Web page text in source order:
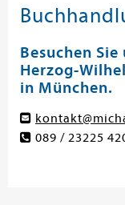
Besuchen
Herzog-
in München.
089 / 23225